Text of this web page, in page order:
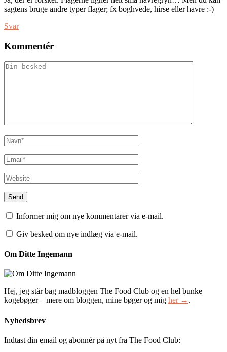
sagtens bruge andre typer flager; fx boghvede, hirse eller havre :-)
Svar
Kommentér
Informer mig om nye kommentarer via e-mail.
Giv besked om nye indlæg via e-mail.
Om Ditte Ingemann
Hej, jeg står bag madbloggen The Food Club og en hel bunke
kogebøger – mere om bloggen, mine bøger og mig her → .
Nyhedsbrev
Indtast din email og abonnér på nyt fra The Food Club: